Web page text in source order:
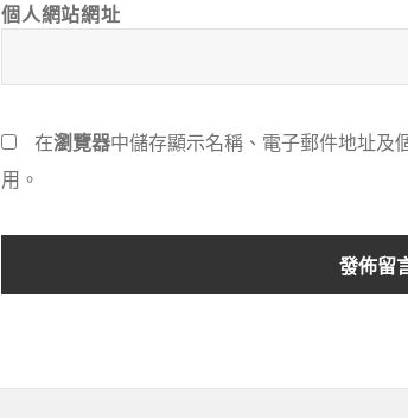
個人網站網址
在瀏覽器中儲存顯示名稱、電子郵件地址及
用。